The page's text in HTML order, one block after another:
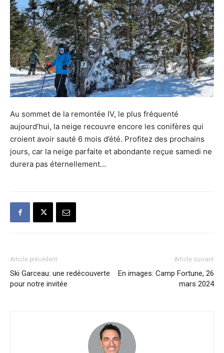
Au sommet de la remontée IV, le plus fréquenté
aujourd’hui, la neige recouvre encore les conifères qui
croient avoir sauté 6 mois d’été. Profitez des prochains
jours, car la neige parfaite et abondante reçue samedi ne
durera pas éternellement…
Article précédent
Ski Garceau: une redécouverte
pour notre invitée
Article suivant
En images: Camp Fortune, 26
mars 2024